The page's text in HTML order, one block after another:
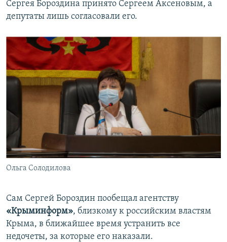
Сергея Бороздина принято Сергеем Аксеновым, а
депутаты лишь согласовали его.
Ольга Солодилова
Сам Сергей Бороздин пообещал агентству
«Крыминформ», близкому к российским властям
Крыма, в ближайшее время устранить все
недочеты, за которые его наказали.